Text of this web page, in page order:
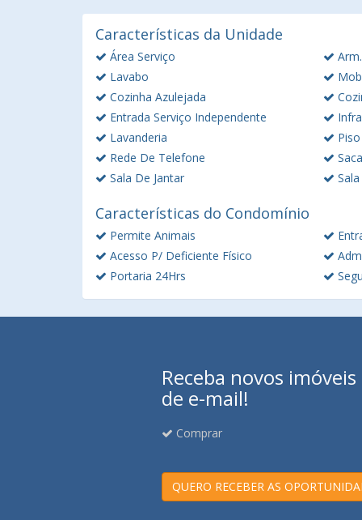
Características da Unidade
Área Serviço
Lavabo
Cozinha Azulejada
Entrada Serviço Independente
Lavanderia
Rede De Telefone
Sala De Jantar
Características do Condomínio
Permite Animais
Acesso P/ Deficiente Físico
Portaria 24Hrs
Receba novos
de e-mail!
Comprar
QUERO RECEBER AS